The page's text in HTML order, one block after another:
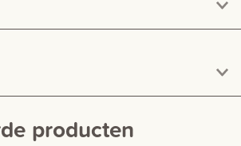
producten